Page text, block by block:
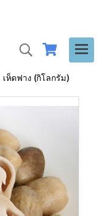
เห็ดฟาง (กิโลกรัม)